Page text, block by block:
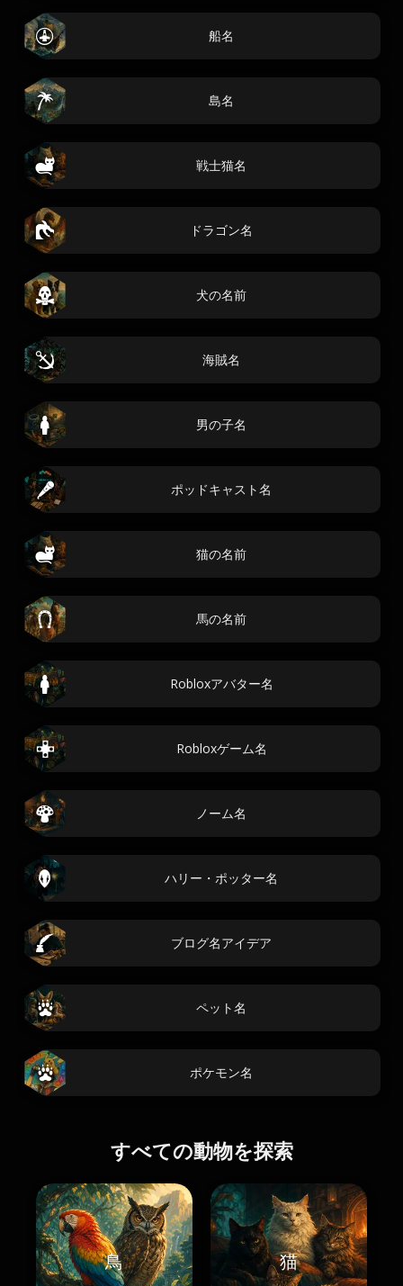
船名
島名
戦士猫名
ドラゴン名
犬の名前
海賊名
男の子名
ポッドキャスト名
猫の名前
馬の名前
Robloxアバター名
Robloxゲーム名
ノーム名
ハリー・ポッター名
ブログ名アイデア
ペット名
ポケモン名
すべての動物を探索
鳥 猫